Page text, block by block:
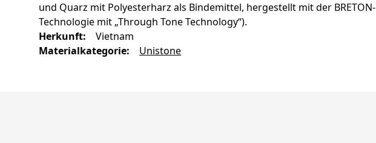
und Quarz mit Polyesterharz als Bindemittel, hergestellt mit der BRETON-
Technologie mit „Through Tone Technology“).
Herkunft:
Vietnam
Materialkategorie: Unistone